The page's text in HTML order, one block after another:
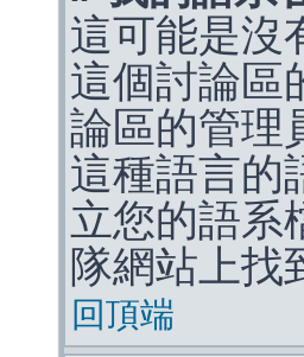
這可能是沒
這個討論區
論區的管理
這種語言的
立您的語系
隊網站上找
回頂端